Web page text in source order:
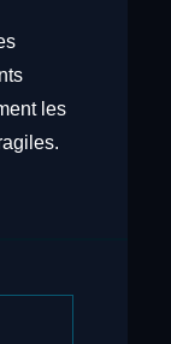
les